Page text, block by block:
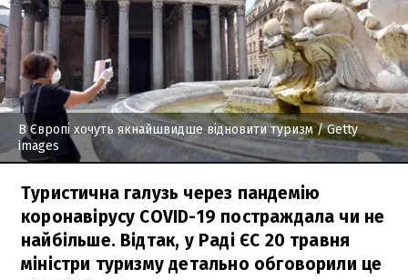
В Європі хочуть якнайшвидше відновити туризм/ Getty
images
Туристична галузь через пандемію
коронавірусу COVID-19 постраждала чи не
найбільше. Відтак, у Раді ЄС 20 травня
міністри туризму детально обговорили це